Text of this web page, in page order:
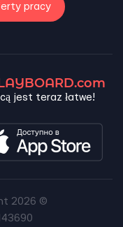
pracy
jest teraz łatwe!
2026 ©